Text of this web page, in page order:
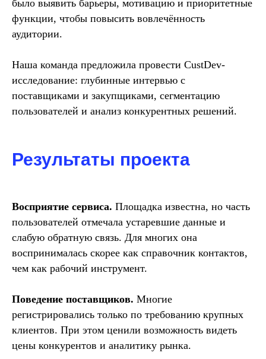
было выявить барьеры, мотивацию и приоритетные
функции, чтобы повысить вовлечённость
аудитории.
Наша команда предложила провести CustDev-
исследование: глубинные интервью с
поставщиками и закупщиками, сегментацию
пользователей и анализ конкурентных решений.
Результаты проекта
Восприятие сервиса. Площадка известна, но часть
пользователей отмечала устаревшие данные и
слабую обратную связь. Для многих она
воспринималась скорее как справочник контактов,
чем как рабочий инструмент.
Поведение поставщиков. Многие
регистрировались только по требованию крупных
клиентов. При этом ценили возможность видеть
цены конкурентов и аналитику рынка.